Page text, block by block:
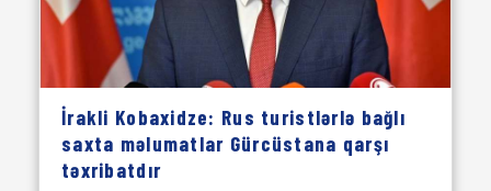
İrakli Kobaxidze: Rus turistlərlə bağlı
saxta məlumatlar Gürcüstana qarşı
təxribatdır